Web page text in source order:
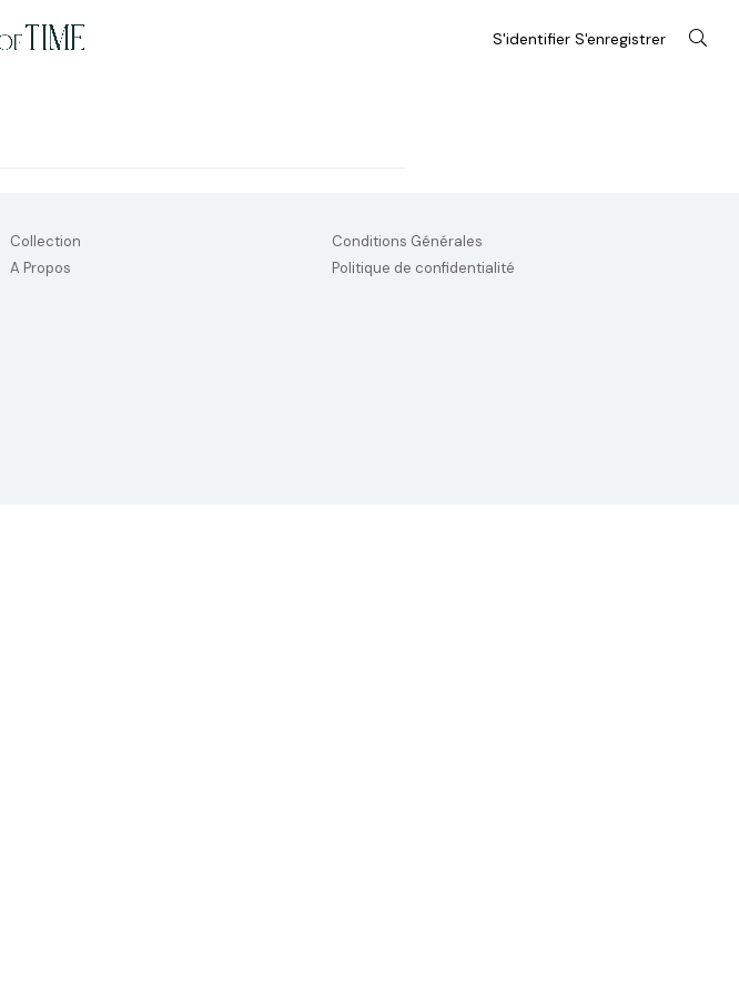
S'identifier S'enregistrer
Collection
A Propos
Conditions Générales
Politique de confidentialité